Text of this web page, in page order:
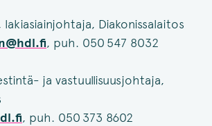
lakiasiainjohtaja, Diakonissalaitos
, puh. 050 547 8032
ja vastuullisuusjohtaja,
, puh. 050 373 8602